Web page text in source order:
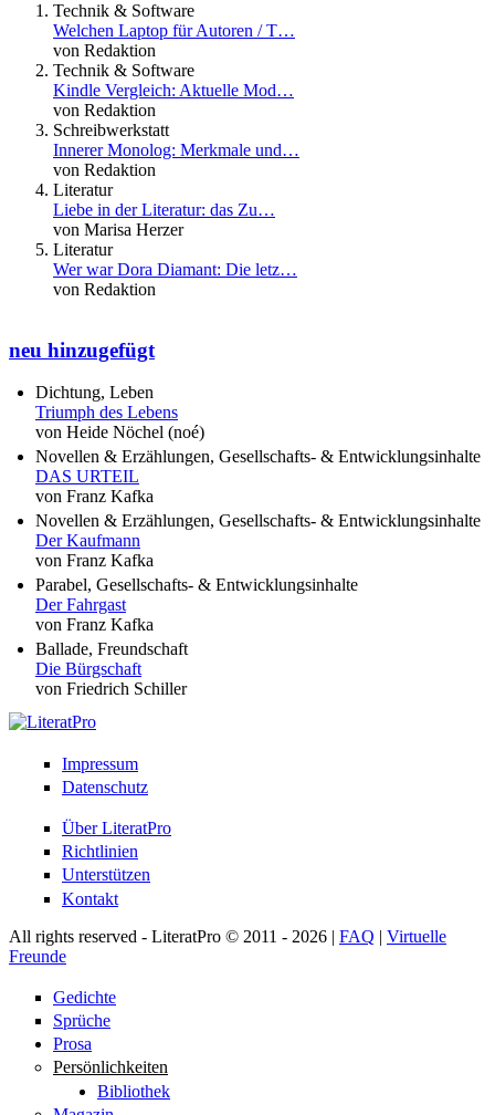
Technik & Software
Welchen Laptop für Autoren / T…
von Redaktion
Technik & Software
Kindle Vergleich: Aktuelle Mod…
von Redaktion
Schreibwerkstatt
Innerer Monolog: Merkmale und…
von Redaktion
Literatur
Liebe in der Literatur: das Zu…
von Marisa Herzer
Literatur
Wer war Dora Diamant: Die letz…
von Redaktion
neu hinzugefügt
Dichtung, Leben
Triumph des Lebens
von Heide Nöchel (noé)
Novellen & Erzählungen, Gesellschafts- & Entwicklungsinhalte
DAS URTEIL
von Franz Kafka
Novellen & Erzählungen, Gesellschafts- & Entwicklungsinhalte
Der Kaufmann
von Franz Kafka
Parabel, Gesellschafts- & Entwicklungsinhalte
Der Fahrgast
von Franz Kafka
Ballade, Freundschaft
Die Bürgschaft
von Friedrich Schiller
Impressum
Datenschutz
Über LiteratPro
Richtlinien
Unterstützen
Kontakt
All rights reserved - LiteratPro © 2011 - 2026 | FAQ | Virtuelle
Freunde
Gedichte
Sprüche
Prosa
Persönlichkeiten
Bibliothek